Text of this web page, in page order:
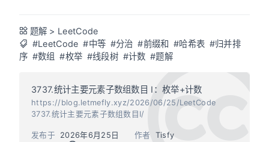
题解 > LeetCode
#LeetCode #中等 #分治 #前缀和 #哈希表 #归并排
序 #数组 #枚举 #线段树 #计数 #题解
3737.统计主要元素子数组数目 I：枚举+计数
https://blog.letmefly.xyz/2026/06/25/LeetCode
3737.统计主要元素子数组数目I/
作者 Tisfy
发布于
2026年6月25日